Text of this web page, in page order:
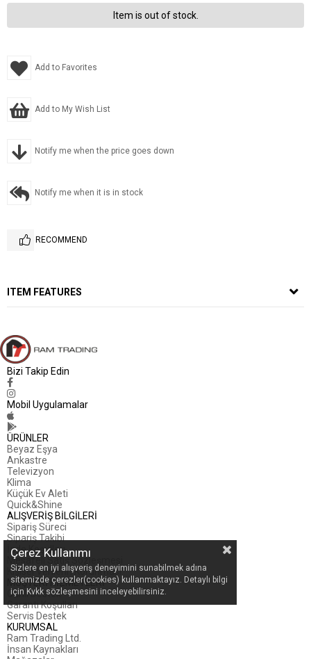
Item is out of stock.
Add to Favorites
Add to My Wish List
Notify me when the price goes down
Notify me when it is in stock
RECOMMEND
ITEM FEATURES
Bizi Takip Edin
Mobil Uygulamalar
ÜRÜNLER
Beyaz Eşya
Ankastre
Televizyon
Klima
Küçük Ev Aleti
Quick&Shine
ALIŞVERİŞ BİLGİLERİ
Sipariş Süreci
Sipariş Takibi
İade Koşulları
Mesafeli Satış Sözleşmesi
Kişisel Verilerin Korunması
MÜŞTERİ HİZMETLERİ
Canlı Destek
Garanti Koşulları
Servis Destek
KURUMSAL
Ram Trading Ltd.
İnsan Kaynakları
Çerez Kullanımı
Sizlere en iyi alışveriş deneyimini sunabilmek adına
sitemizde çerezler(cookies) kullanmaktayız. Detaylı bilgi
için Kvkk sözleşmesini inceleyebilirsiniz.